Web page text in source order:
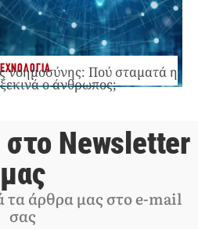
νοημοσύνης: Πού σταματά η
ο άνθρωπος;
στο Newsletter
μας
τα άρθρα μας στο e-mail
σας